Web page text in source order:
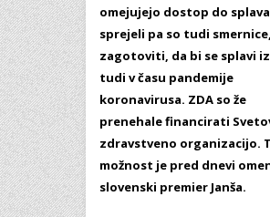
omejujejo dostop do splava,
sprejeli pa so tudi
zagotoviti, da bi se splavi
tudi v času pandemije
koronavirusa. ZDA so že
prenehale financirati
zdravstveno organizacijo.
možnost je pred dnevi
slovenski premier Janša.